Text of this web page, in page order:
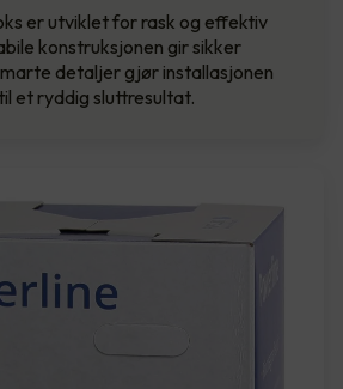
er utviklet for rask og effektiv
konstruksjonen gir sikker
detaljer gjør installasjonen
et ryddig sluttresultat.